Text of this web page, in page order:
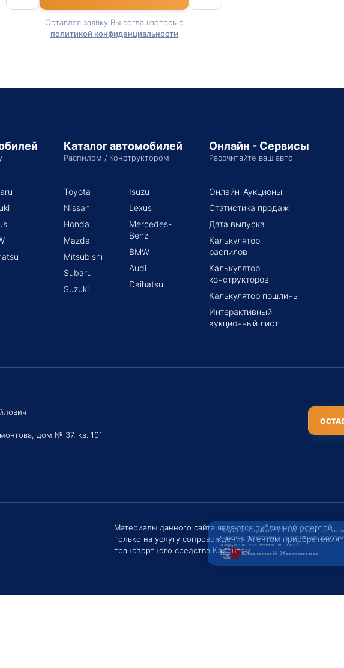
Оставляя заявку Вы соглашаетесь с
политикой конфиденциальности
Каталог автомобилей
Распилом / Конструктором
Toyota
Nissan
Honda
Mazda
Mitsubishi
Subaru
Suzuki
Isuzu
Lexus
Mercedes-
Benz
BMW
Audi
Daihatsu
Онлайн - Сервисы
Рассчитайте ваш авто
Онлайн-Аукционы
Статистика продаж
Дата выпуска
Калькулятор
распилов
Калькулятор
конструкторов
Калькулятор пошлины
Интерактивный
аукционный лист
дом № 37, кв. 101
Материалы данного сайта являются публичной офертой
только на услугу сопровождения Агентом приобретения
транспортного средства Клиентом.
Евгений Хоменко
Здравствуйте! Если у вас
задать их мне в чат!